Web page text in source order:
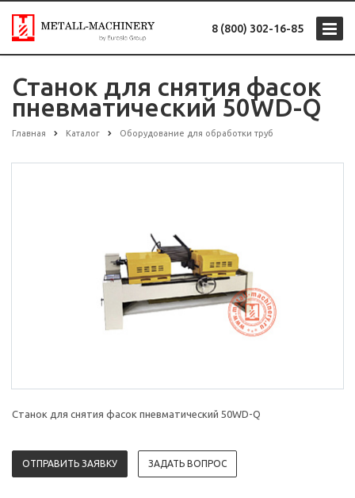
8 (800) 302-16-85
Станок для снятия фасок
пневматический 50WD-Q
Главная Каталог Оборудование для обработки труб
Станок для снятия фасок пневматический 50WD-Q
ОТПРАВИТЬ ЗАЯВКУ ЗАДАТЬ ВОПРОС